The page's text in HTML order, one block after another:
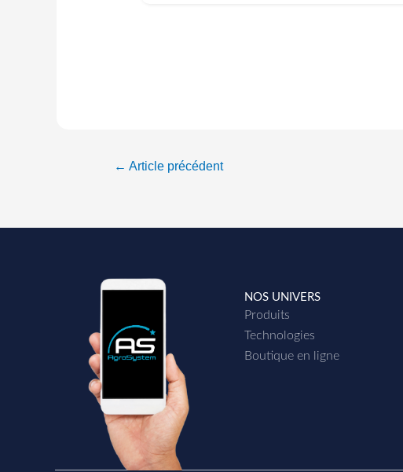
← Article précédent
NOS UNIVERS
Produits
Technologies
Boutique en ligne